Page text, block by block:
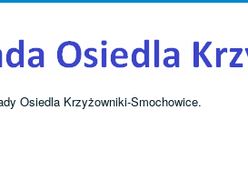
Osiedla Krzyżowniki-Smochowice.